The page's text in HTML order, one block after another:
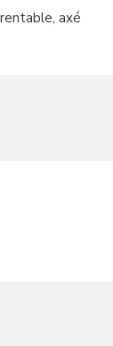
axé